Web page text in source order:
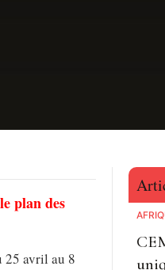
plan des
25 avril au 8